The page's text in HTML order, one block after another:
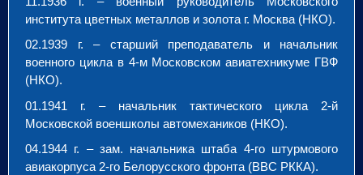
института цветных металлов и золота г. Москва (НКО).
02.1939 г. –старший преподаватель и начальник
военного цикла в 4-м Московском авиатехникуме ГВФ
(НКО).
01.1941 г. –начальник тактического цикла 2-й
Московской военшколы автомехаников (НКО).
04.1944 г. –зам. начальника штаба 4-го штурмового
авиакорпуса 2-го Белорусского фронта (ВВС РККА).